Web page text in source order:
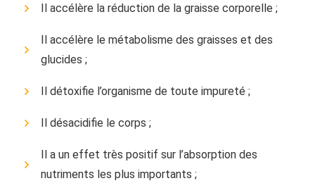
Il accélère la réduction de la graisse corporelle ;
Il accélère le métabolisme des graisses et des
glucides ;
Il détoxifie l’organisme de toute impureté ;
Il désacidifie le corps ;
Il a un effet très positif sur l’absorption des
nutriments les plus importants ;